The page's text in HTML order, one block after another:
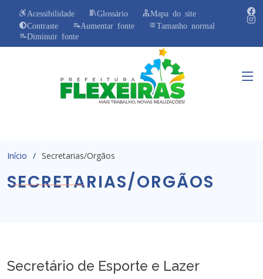
Acessibilidade Glossário
Mapa do site
Contraste
Aumentar fonte
Tamanho normal
Diminuir fonte
Início Secretarias/Orgãos
SECRETARIAS/ORGÃOS
Secretário de Esporte e Lazer